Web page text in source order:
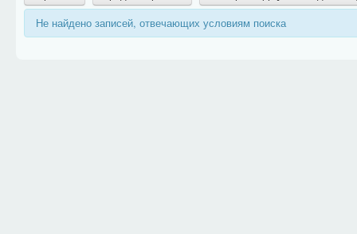
Не найдено записей, отвечающих условиям поиска